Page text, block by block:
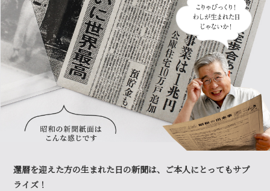
還暦を迎えた方の生まれた日の新聞は、ご本人にとってもサプ
ライズ！